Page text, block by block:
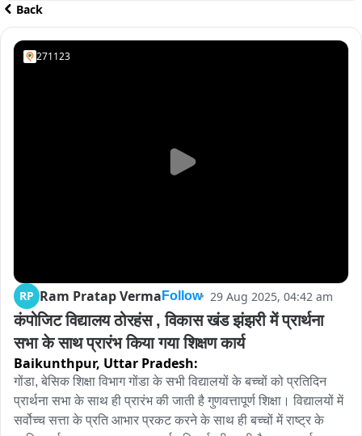
Back
271123
RP Ram Pratap Verma Follow 29 Aug 2025, 04:42 am
कंपोजिट विद्यालय ठोरहंस , विकास खंड झंझरी में प्रार्थना
सभा के साथ प्रारंभ किया गया शिक्षण कार्य
Baikunthpur, Uttar Pradesh:
गोंडा, बेसिक शिक्षा विभाग गोंडा के सभी विद्यालयों के बच्चों को प्रतिदिन
प्रार्थना सभा के साथ ही प्रारंभ की जाती है गुणवत्तापूर्ण शिक्षा। विद्यालयों में
सर्वोच्च सत्ता के प्रति आभार प्रकट करने के साथ ही बच्चों में राष्ट्र के